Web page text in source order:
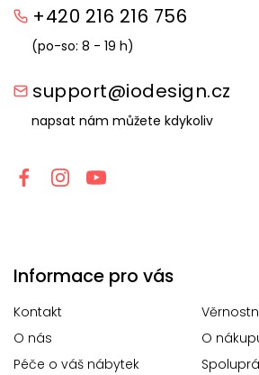
+420 216 216 756
(po-so: 8 - 19 h)
support@iodesign.cz
napsat nám můžete kdykoliv
Informace pro vás
Kontakt
O nás
O
Péče o váš nábytek